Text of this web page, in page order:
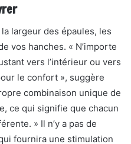
largeur des épaules, les
vos hanches. « N’importe
vers l’intérieur ou vers
le confort », suggère
combinaison unique de
ce qui signifie que chacun
» Il n’y a pas de
fournira une stimulation